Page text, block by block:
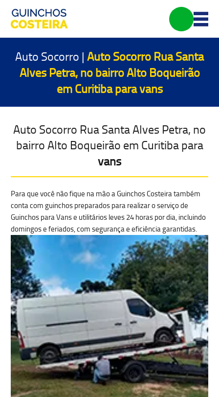
Auto Socorro | Auto Socorro Rua Santa
Alves Petra, no bairro Alto Boqueirão
em Curitiba paravans
Auto Socorro Rua Santa Alves Petra, no
bairro Alto Boqueirão em Curitiba para
vans
Para que você não fique na mão a Guinchos Costeira também
conta com guinchos preparados para realizar o serviço de
Guinchos para Vans e utilitários leves 24 horas por dia, incluindo
domingos e feriados, comsegurança e eficiência garantidas.